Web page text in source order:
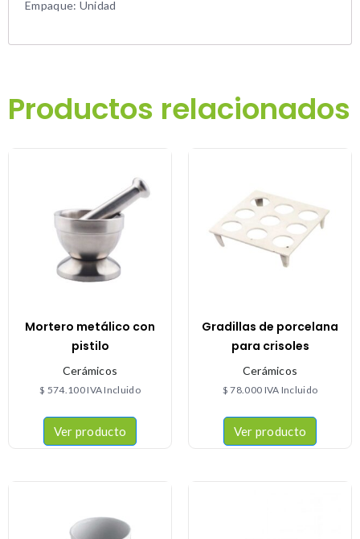
Empaque: Unidad
Productos relacionados
Mortero metálico con
pistilo
Cerámicos
$ 574.100IVA Incluido
Ver producto
Gradillas de porcelana
para crisoles
Cerámicos
$ 78.000 IVA Incluido
Ver producto